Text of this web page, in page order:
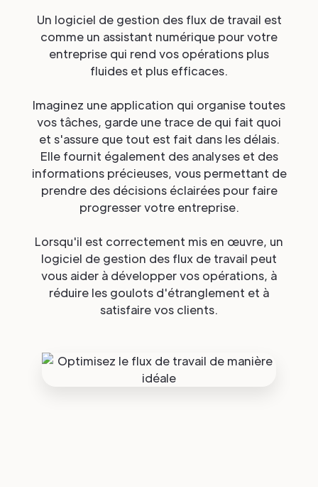
Un logiciel de gestion des flux de travail est
comme un assistant numérique pour votre
entreprise qui rend vos opérations plus
fluides et plus efficaces.
Imaginez une application qui organise toutes
vos tâches, garde une trace de qui fait quoi
et s'assure que tout est fait dans les délais.
Elle fournit également des analyses et des
informations précieuses, vous permettant de
prendre des décisions éclairées pour faire
progresser votre entreprise.
Lorsqu'il est correctement mis en œuvre, un
logiciel de gestion des flux de travail peut
vous aider à développer vos opérations, à
réduire les goulots d'étranglement et à
satisfaire vos clients.